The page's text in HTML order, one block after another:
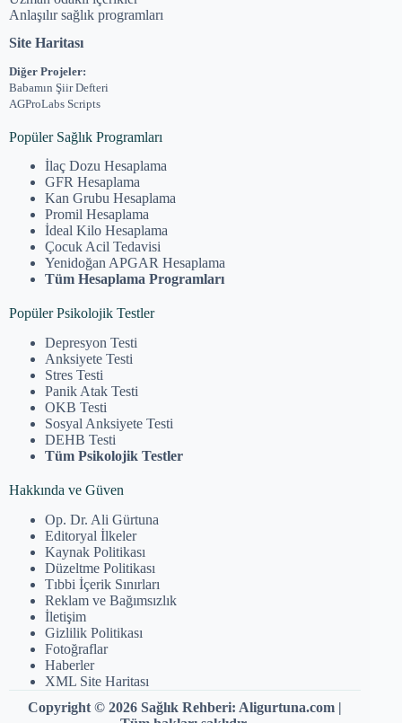
Anlaşılır sağlık programları
Site Haritası
Diğer Projeler:
Babamın Şiir Defteri
AGProLabs Scripts
Popüler Sağlık Programları
İlaç Dozu Hesaplama
GFR Hesaplama
Kan Grubu Hesaplama
Promil Hesaplama
İdeal Kilo Hesaplama
Çocuk Acil Tedavisi
Yenidoğan APGAR Hesaplama
Tüm Hesaplama Programları
Popüler Psikolojik Testler
Depresyon Testi
Anksiyete Testi
Stres Testi
Panik Atak Testi
OKB Testi
Sosyal Anksiyete Testi
DEHB Testi
Tüm Psikolojik Testler
Hakkında ve Güven
Op. Dr. Ali Gürtuna
Editoryal İlkeler
Kaynak Politikası
Düzeltme Politikası
Tıbbi İçerik Sınırları
Reklam ve Bağımsızlık
İletişim
Gizlilik Politikası
Fotoğraflar
Haberler
XML Site Haritası
Copyright © 2026 Sağlık Rehberi: Aligurtuna.com |